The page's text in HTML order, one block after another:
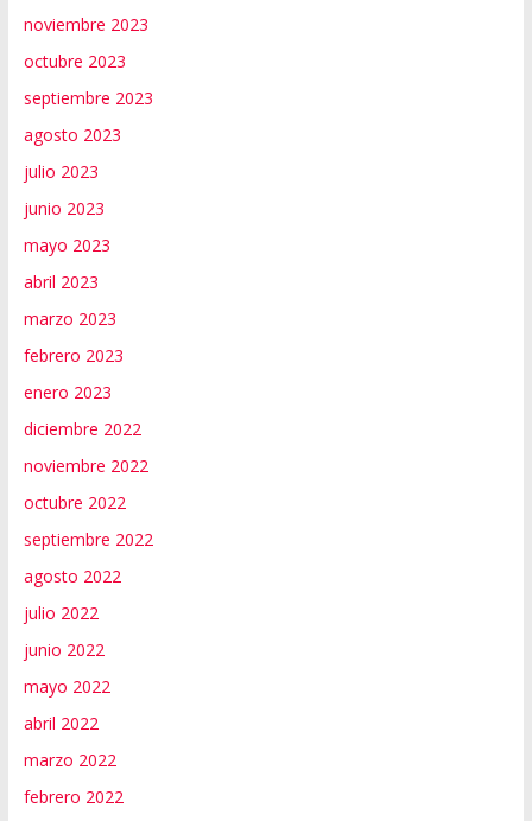
noviembre 2023
octubre 2023
septiembre 2023
agosto 2023
julio 2023
junio 2023
mayo 2023
abril 2023
marzo 2023
febrero 2023
enero 2023
diciembre 2022
noviembre 2022
octubre 2022
septiembre 2022
agosto 2022
julio 2022
junio 2022
mayo 2022
abril 2022
marzo 2022
febrero 2022